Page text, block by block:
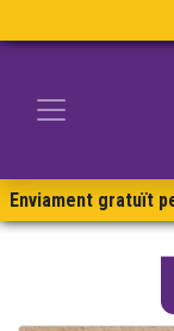
Enviament gratuït